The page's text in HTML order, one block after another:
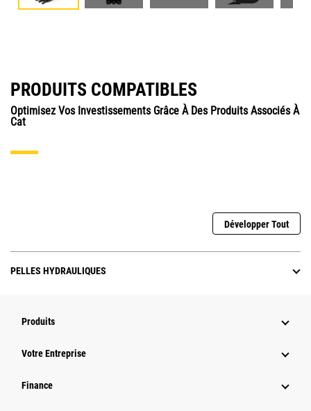
PRODUITS COMPATIBLES
Optimisez Vos Investissements Grâce À Des Produits Associés À
Cat
Développer Tout
PELLES HYDRAULIQUES
Produits
Votre Entreprise
Finance